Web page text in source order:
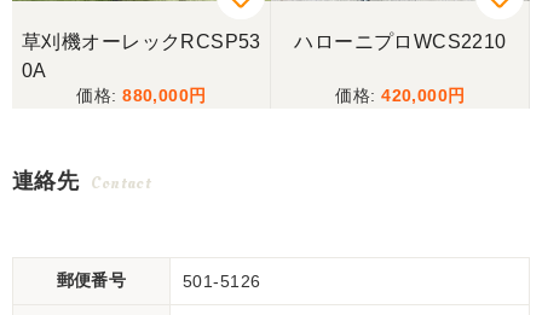
草刈機オーレックRCSP53
0A
880,000
ハローニプロWCS2210
420,000
連絡先 Contact
郵便番号 501-5126